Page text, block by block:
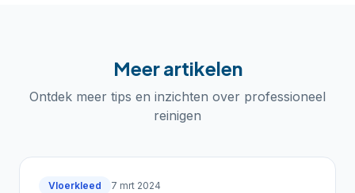
Meer artikelen
Ontdek meer tips en inzichten over professioneel
reinigen
Vloerkleed 7 mrt 2024